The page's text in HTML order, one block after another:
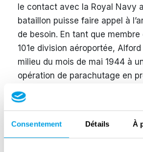
Consentement Détails À
le contact avec la Royal Navy
bataillon puisse faire appel à
de besoin. En tant que membre
101e division aéroportée,
milieu du mois de mai 1944 à
opération de parachutage en
général Eisenhower et de
une opération marquée par
et de nombreux blessés. Aux
18 mai, Alford et son unité sont